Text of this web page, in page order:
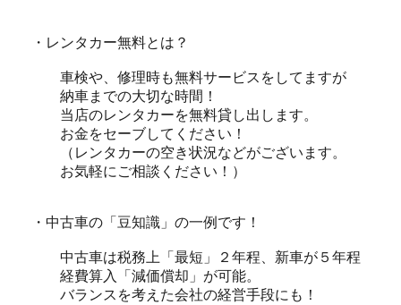
・レンタカー無料とは？
車検や、修理時も無料サービスをしてますが
納車までの大切な時間！
当店のレンタカーを無料貸し出します。
お金をセーブしてください！
（レンタカーの空き状況などがございます。
お気軽にご相談ください！）
・中古車の「豆知識」の一例です！
中古車は税務上「最短」２年程、新車が５年程
経費算入「減価償却」が可能。
バランスを考えた会社の経営手段にも！